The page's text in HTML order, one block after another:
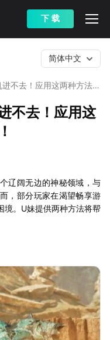
下 载
进不去！应用这两种方法难
简体中文
不去！应用这
辽阔无边的神秘领域，与
，部分玩家在渴望畅享游
境。U妹提供两种方法将帮